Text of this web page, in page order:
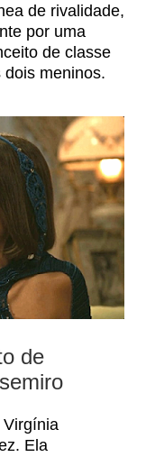
de rivalidade,
por uma
de classe
meninos.
de
Virgínia
Ela